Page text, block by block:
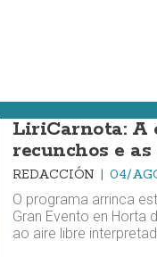
LiriCarnota: A
recunchos e
REDACCIÓN 04/
O programa arrinca
Gran Evento en Horta
ao aire libre